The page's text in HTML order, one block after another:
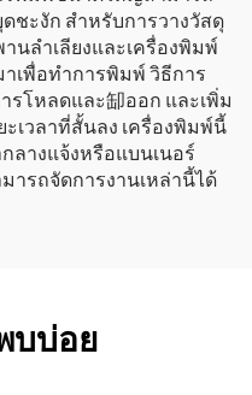
ชะงัก สำหรับการวางวัสดุ
นลำเลียงและเครื่องพิมพ์
เพื่อทำการพิมพ์ วิธีการ
รโหลดและ缷ออก และเพิ่ม
เวลาที่สั้นลง เครื่องพิมพ์นี้
ลางแจ้งหรือแบนเนอร์
ารถจัดการงานเหล่านี้ได้
บบ่อย